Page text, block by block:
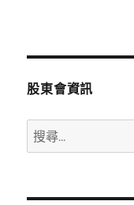
分
股東會資訊
搜
尋
鍵